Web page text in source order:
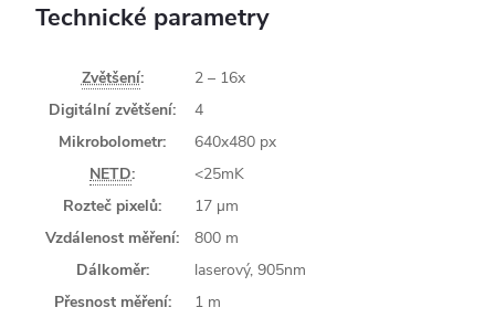
Technické parametry
Zvětšení:
2 – 16x
Digitální zvětšení:
4
Mikrobolometr:
640x480 px
NETD:
<25mK
Rozteč pixelů:
17 µm
Vzdálenost měření:
800 m
Dálkoměr:
laserový, 905nm
Přesnost měření:
1 m